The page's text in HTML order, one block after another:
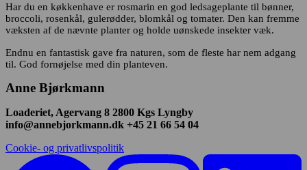
Har du en køkkenhave er rosmarin en god ledsageplante til bønner,
broccoli, rosenkål, gulerødder, blomkål og tomater. Den kan fremme
væksten af de nævnte planter og holde uønskede insekter væk.
Endnu en fantastisk gave fra naturen, som de fleste har nem adgang
til. God fornøjelse med din planteven.
Anne Bjørkmann
Loaderiet, Agervang 8 2800 Kgs Lyngby
info@annebjorkmann.dk +45 21 66 54 04
Cookie- og privatlivspolitik